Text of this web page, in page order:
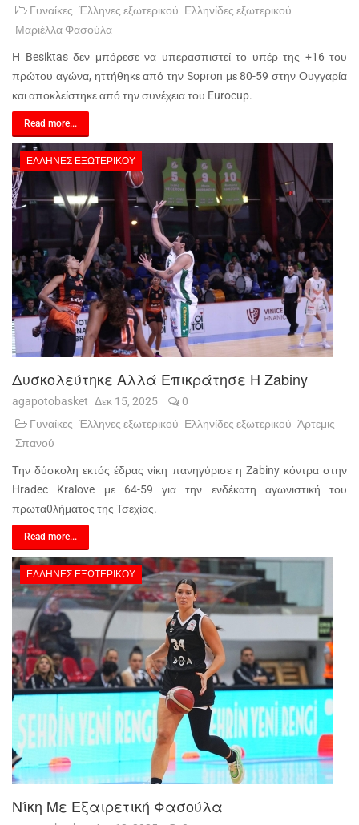
Γυναίκες Έλληνες εξωτερικού Ελληνίδες εξωτερικού
Μαριέλλα Φασούλα
Η Besiktas δεν μπόρεσε να υπερασπιστεί το υπέρ της +16 του
πρώτου αγώνα, ηττήθηκε από την Sopron με 80-59 στην Ουγγαρία
και αποκλείστηκε από την συνέχεια του Eurocup.
Read more...
ΈΛΛΗΝΕΣ ΕΞΩΤΕΡΙΚΟΎ
Δυσκολεύτηκε Αλλά Επικράτησε Η Zabiny
agapotobasket Δεκ 15, 2025
0
Γυναίκες Έλληνες εξωτερικού Ελληνίδες εξωτερικού Άρτεμις
Σπανού
Την δύσκολη εκτός έδρας νίκη πανηγύρισε η Zabiny κόντρα στην
Hradec Kralove με 64-59 για την ενδέκατη αγωνιστική του
πρωταθλήματος της Τσεχίας.
Read more...
ΈΛΛΗΝΕΣ ΕΞΩΤΕΡΙΚΟΎ
Νίκη Με Εξαιρετική Φασούλα